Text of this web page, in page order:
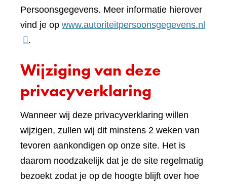
Persoonsgegevens. Meer informatie hierover
vind je op www.autoriteitpersoonsgegevens.nl
.
Wijziging van deze
privacyverklaring
Wanneer wij deze privacyverklaring willen
wijzigen, zullen wij dit minstens 2 weken van
tevoren aankondigen op onze site. Het is
daarom noodzakelijk dat je de site regelmatig
bezoekt zodat je op de hoogte blijft over hoe